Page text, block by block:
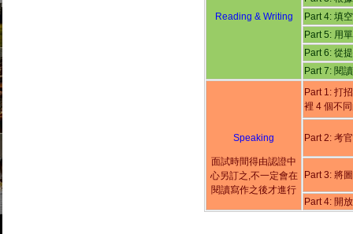
Reading & Writing
Part 4: 填
Part 5: 用
Part 6: 從
Part 7: 閱
Speaking
面試時間得由認證中
心另訂之,不一定會在
閱讀寫作之後才進行
Part 1: 打
裡 4 個不
Part 2: 考
Part 3: 將
Part 4: 開